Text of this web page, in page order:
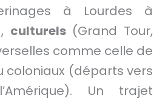
à Lourdes à
culturels (Grand Tour,
comme celle de
coloniaux (départs vers
Un trajet